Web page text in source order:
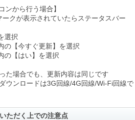
ンから行う場合】
ークが表示されていたらステータスバー
選択
の【今すぐ更新】を選択
の【はい】を選択
た場合でも、更新内容は同じです
ウンロードは3G回線/4G回線/Wi-Fi回線で
ただく上での注意点